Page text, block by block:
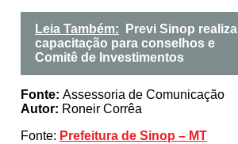
Leia Também:
Previ Sinop realiza
capacitação para conselhos e
Comitê de Investimentos
Fonte: Assessoria de Comunicação
Autor: Roneir Corrêa
Fonte: Prefeitura de Sinop – MT